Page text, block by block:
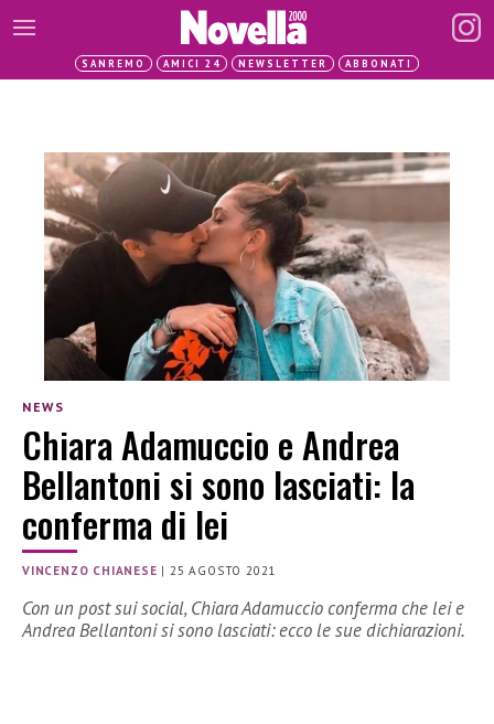
SANREMO AMICI 24 NEWSLETTER ABBONATI
NEWS
Chiara Adamuccio e Andrea
Bellantoni si sono lasciati: la
conferma di lei
VINCENZO CHIANESE |25 AGOSTO 2021
Con un post sui social, Chiara Adamuccio conferma che lei e
Andrea Bellantoni si sono lasciati: ecco le sue dichiarazioni.